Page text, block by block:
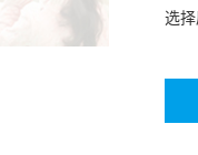
选择